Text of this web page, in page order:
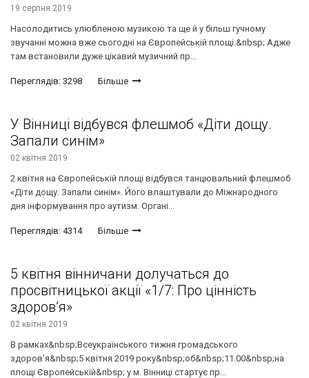
19 серпня 2019
Насолодитись улюбленою музикою та ще й у більш гучному
звучанні можна вже сьогодні на Європейській площі.&nbsp; Адже
там встановили дуже цікавий музичний пр...
Переглядів: 3298 Більше
У Вінниці відбувся флешмоб «Діти дощу.
Запали синім»
02 квітня 2019
2 квітня на Європейській площі відбувся танцювальний флешмоб
«Діти дощу. Запали синім». Його влаштували до Міжнародного
дня інформування про аутизм. Органі...
Переглядів: 4314 Більше
5 квітня вінничани долучаться до
просвітницької акції «1/7: Про цінність
здоров’я»
02 квітня 2019
В рамках&nbsp;Всеукраїнського тижня громадського
здоров’я&nbsp;5 квітня 2019 року&nbsp;об&nbsp;11.00&nbsp;на
площі Європейській&nbsp; у м. Вінниці стартує пр...